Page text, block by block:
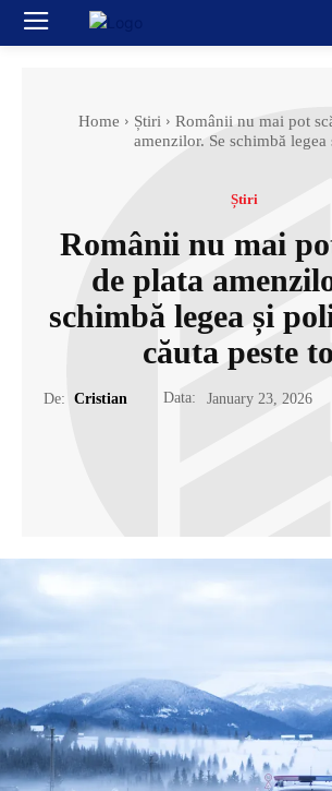
Home Știri
Românii nu mai pot
amenzilor. Se schimbă legea
Știri
Românii nu mai
de plata
schimbă legea și
căuta peste
De: Cristian Data: January 23, 2026